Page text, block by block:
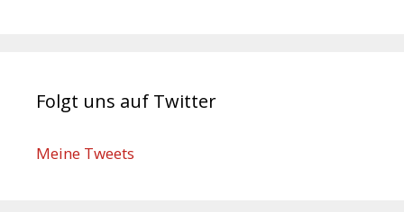
Folgt uns auf Twitter
Meine Tweets